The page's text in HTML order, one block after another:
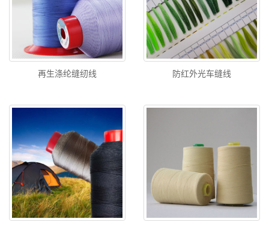
再生涤纶缝纫线 防红外光车缝线